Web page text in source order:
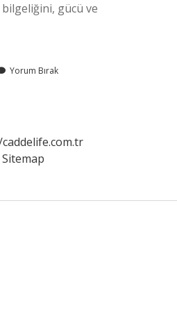
gücü ve
Yorum Bırak
Sitemap